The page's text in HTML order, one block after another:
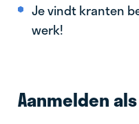
Je vindt kranten
werk!
Aanmelden